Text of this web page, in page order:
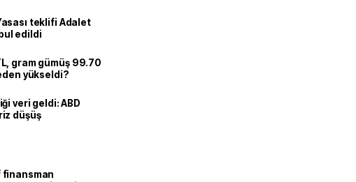
teklifi Adalet
edildi
gram gümüş 99.70
yükseldi?
veri geldi: ABD
düşüş
finansman